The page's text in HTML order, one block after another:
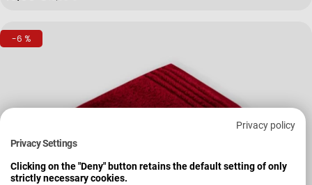
Privacy policy
Privacy Settings
Clicking on the "Deny" button retains the default setting of only
strictly necessary cookies.
-6 %